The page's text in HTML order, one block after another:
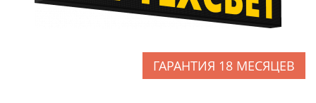
ГАРАНТИЯ 18 МЕСЯЦЕВ